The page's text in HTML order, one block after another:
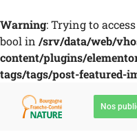
Warning: Trying to
bool in /srv/data/web/
content/plugins/
tags/tags/post-featured-
Nos